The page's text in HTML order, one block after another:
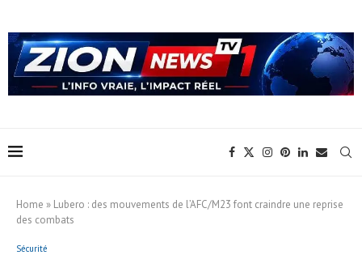
Home » Lubero : des mouvements de l’AFC/M23 font craindre une reprise
des combats
Sécurité